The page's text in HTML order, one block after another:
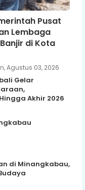
Pusat
Lembaga
di Kota
Agustus 03, 2026
Gelar
Akhir 2026
di Minangkabau,